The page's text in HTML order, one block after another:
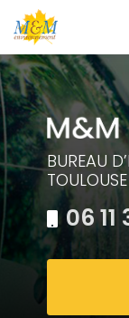
au
contenu
principal
BUREAU
TOULOUSE
06